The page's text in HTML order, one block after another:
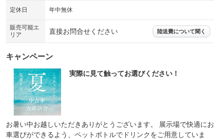
定休日 年中無休
販売可能エ
リア
直接お問合せください 陸送費について聞く
キャンペーン
実際に見て触ってお選びください！
お暑い中お越しいただきありがとうございます。 展示場で快適にお
車選びができるよう、ペットボトルでドリンクをご用意していま